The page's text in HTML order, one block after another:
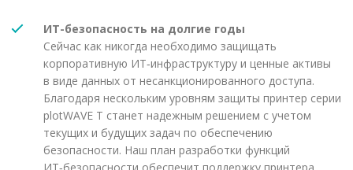
ИТ-безопасность на долгие годы
Сейчас как никогда необходимо защищать
корпоративную ИТ‑инфраструктуру и ценные активы
в виде данных от несанкционированного доступа.
Благодаря нескольким уровням защиты принтер серии
plotWAVE T станет надежным решением с учетом
текущих и будущих задач по обеспечению
безопасности. Наш план разработки функций